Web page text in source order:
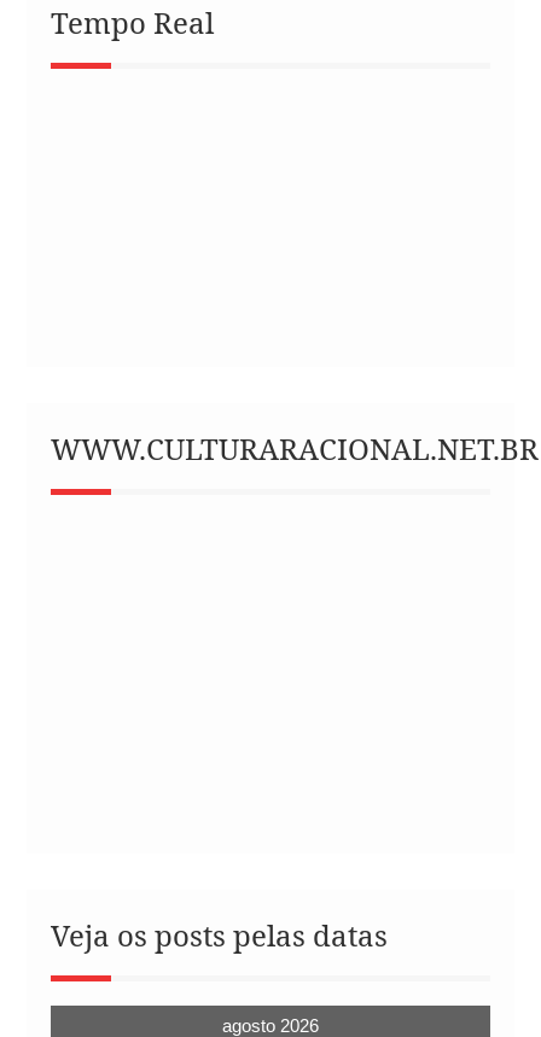
Tempo Real
WWW.CULTURARACIONAL.NET.BR
Veja os posts pelas datas
agosto 2026